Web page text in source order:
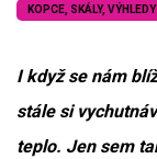
KOPCE, SKÁLY, VÝHLEDY
I když se nám
stále si
teplo. Jen sem